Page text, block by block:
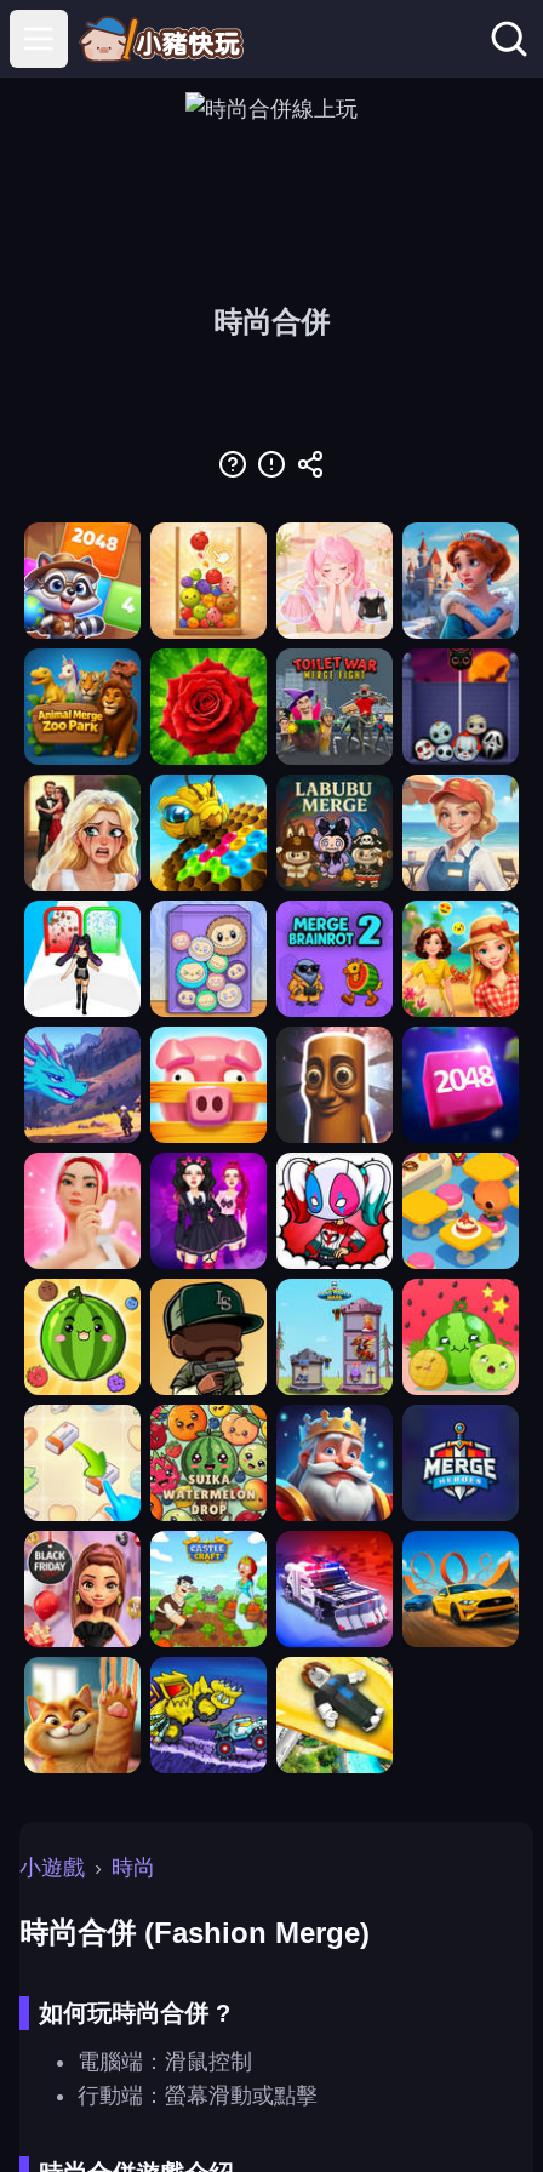
Open main menu
時尚合併
小遊戲 › 時尚
時尚合併 (Fashion Merge)
如何玩時尚合併 ?
電腦端：滑鼠控制
行動端：螢幕滑動或點擊